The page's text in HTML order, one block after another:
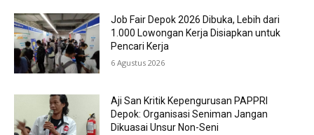
Job Fair Depok 2026 Dibuka, Lebih dari
1.000 Lowongan Kerja Disiapkan untuk
Pencari Kerja
6 Agustus 2026
Aji San Kritik Kepengurusan PAPPRI
Depok: Organisasi Seniman Jangan
Dikuasai Unsur Non-Seni